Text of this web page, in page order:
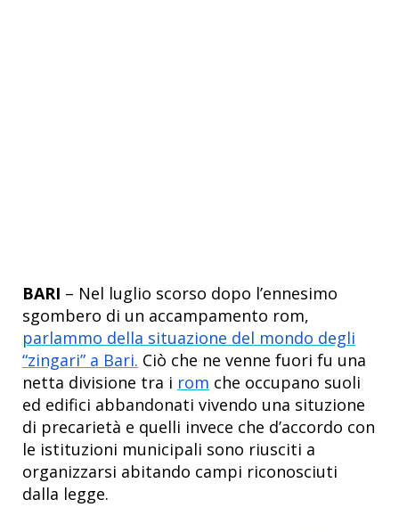
BARI – Nel luglio scorso dopo l’ennesimo
sgombero di un accampamento rom,
parlammo della situazione del mondo degli
“zingari” a Bari. Ciò che ne venne fuori fu una
netta divisione tra i rom che occupano suoli
ed edifici abbandonati vivendo una situzione
di precarietà e quelli invece che d’accordo con
le istituzioni municipali sono riusciti a
organizzarsi abitando campi riconosciuti
dalla legge.